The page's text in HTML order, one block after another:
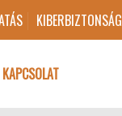
KIBERBIZTONSÁG
KAPCSOLAT